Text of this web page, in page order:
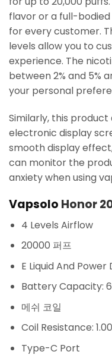
flavor or a full-
for every customer.
levels allow you to
experience. The
between 2% and 5%
your personal
Similarly, this
electronic display
smooth display
can monitor the
anxiety when using
Vapsolo Honor
4 Levels Airflow
20000 퍼프
E Liquid And Power
Battery Capacity:
메쉬 코일
Coil Resistance: 1.00
Type-C Port